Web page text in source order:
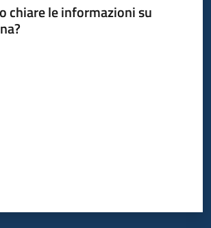
chiare le informazioni su